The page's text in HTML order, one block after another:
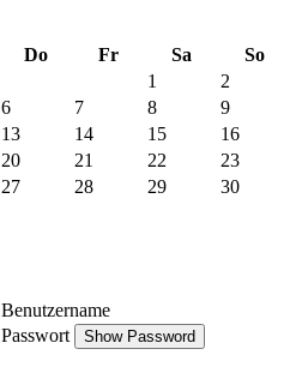
Do Fr Sa
So
1
2
6 7 8
9
13 14 15
16
20 21 22
23
27 28 29
30
Benutzername
Passwort
Show Password